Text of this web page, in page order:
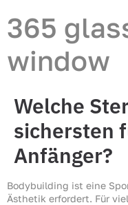
365
window
Welche
sichersten
Anfänger?
Bodybuilding ist eine
Ästhetik erfordert. Für